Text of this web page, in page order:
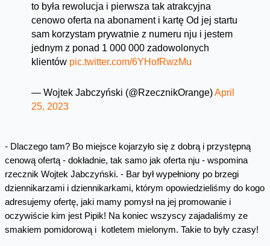
to była rewolucja i pierwsza tak atrakcyjna
cenowo oferta na abonament i kartę Od jej startu
sam korzystam prywatnie z numeru nju i jestem
jednym z ponad 1 000 000 zadowolonych
klientów pic.twitter.com/6YHofRwzMu
— Wojtek Jabczyński (@RzecznikOrange)April
25, 2023
- Dlaczego tam? Bo miejsce kojarzyło się z dobrą i przystępną
cenową ofertą - dokładnie, tak samo jak oferta nju - wspomina
rzecznik Wojtek Jabczyński. - Bar był wypełniony po brzegi
dziennikarzami i dziennikarkami, którym opowiedzieliśmy do kogo
adresujemy ofertę, jaki mamy pomysł na jej promowanie i
oczywiście kim jest Pipik! Na koniec wszyscy zajadaliśmy ze
smakiem pomidorową i kotletem mielonym. Takie to były czasy!